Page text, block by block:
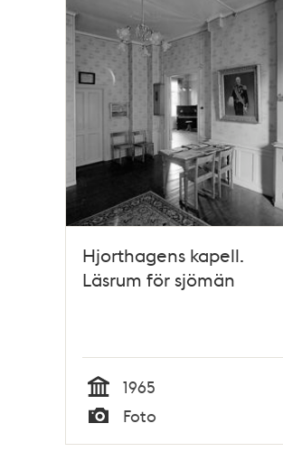
Hjorthagens kapell.
Läsrum för sjömän
Tid
1965
Typ
Foto